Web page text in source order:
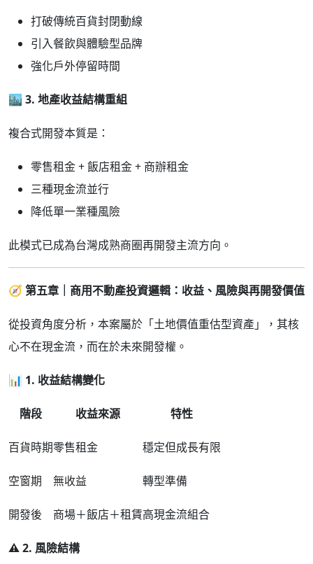
打破傳統百貨封閉動線
引入餐飲與體驗型品牌
強化戶外停留時間
🏙 ️ 3. 地產收益結構重組
複合式開發本質是：
零售租金 + 飯店租金 + 商辦租金
三種現金流並行
降低單一業種風險
此模式已成為台灣成熟商圈再開發主流方向。
🧭 第五章｜商用不動產投資邏輯：收益、風險與再開發價值
從投資角度分析，本案屬於「土地價值重估型資產」，其核
心不在現金流，而在於未來開發權。
📊 1. 收益結構變化
階段 收益來源 特性
百貨時期零售租金 穩定但成長有限
空窗期 無收益 轉型準備
開發後 商場＋飯店＋租賃高現金流組合
⚠️ 2. 風險結構